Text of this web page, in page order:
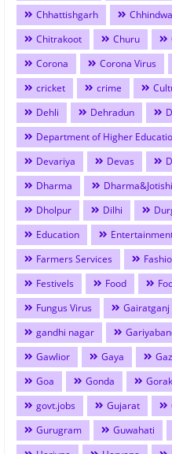
Chhattishgarh
Chitrakoot
Churu
Corona
Corona Virus
cricket
crime
Dehli
Dehradun
Department of Higher
Devariya
Devas
Dharma
Dharma&Jotishi
Dholpur
Dilhi
Education
Farmers Services
Festivels
Food
Fungus Virus
Gairatganj
gandhi nagar
Gawlior
Gaya
Goa
Gonda
govt.jobs
Gujarat
Gurugram
Guwahati